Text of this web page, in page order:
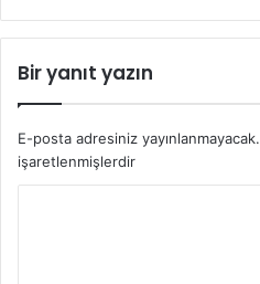
Bir yanıt yazın
E-posta adresiniz yayınlanmayacak.
işaretlenmişlerdir